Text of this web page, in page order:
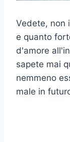
Vedete, non
e quanto
d'amore
sapete mai
nemmeno
male in